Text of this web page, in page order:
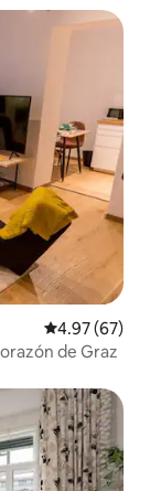
Calificación
4.97 (67)
de Graz